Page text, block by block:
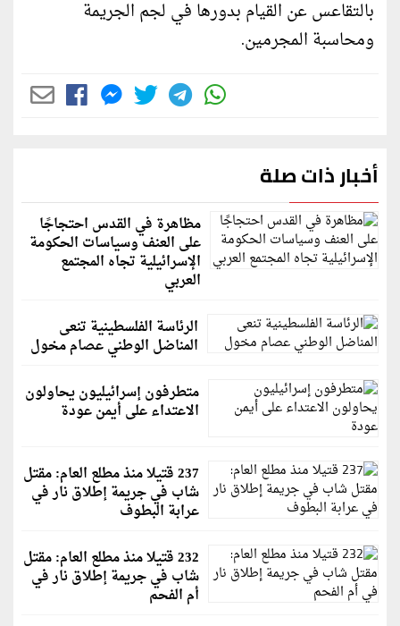
بالتقاعس عن القيام بدورها في لجم الجريمة
ومحاسبة المجرمين.
أخبار ذات صلة
مظاهرة في القدس احتجاجًا
على العنف وسياسات الحكومة
الإسرائيلية تجاه المجتمع
العربي
الرئاسة الفلسطينية تنعى
المناضل الوطني عصام مخول
متطرفون إسرائيليون يحاولون
الاعتداء على أيمن عودة
237 قتيلا منذ مطلع العام: مقتل
شاب في جريمة إطلاق نار في
عرابة البطوف
232 قتيلا منذ مطلع العام: مقتل
شاب في جريمة إطلاق نار في
أم الفحم